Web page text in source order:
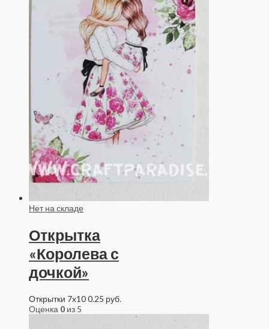
Нет на складе
Открытка
«Королева с
дочкой»
Открытки 7x100.25 руб.
Оценка 0 из 5